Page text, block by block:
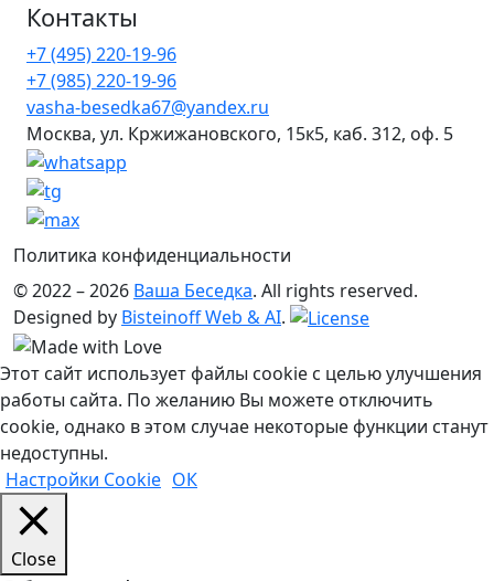
Контакты
+7 (495) 220-19-96
+7 (985) 220-19-96
vasha-besedka67@yandex.ru
Москва, ул. Кржижановского, 15к5, каб. 312, оф. 5
Политика конфиденциальности
© 2022 – 2026 Ваша Беседка. All rights reserved.
Designed by Bisteinoff Web & AI.
Этот сайт использует файлы cookie с целью улучшения
работы сайта. По желанию Вы можете отключить
cookie, однако в этом случае некоторые функции станут
недоступны.
Настройки Cookie ОК
Close